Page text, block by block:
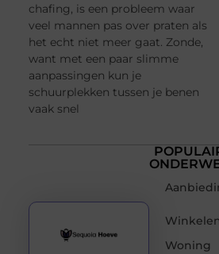
chafing, is een probleem waar
veel mannen pas over praten als
het echt niet meer gaat. Zonde,
want met een paar slimme
aanpassingen kun je
schuurplekken tussen je benen
vaak snel
Winkelen
Woning